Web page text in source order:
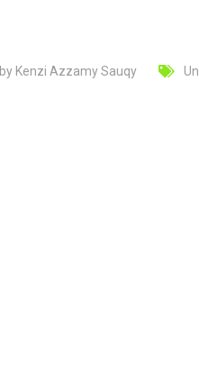
by Kenzi Azzamy Sauqy